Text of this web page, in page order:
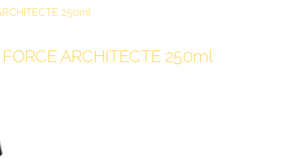
ARCHITECTE 250ml